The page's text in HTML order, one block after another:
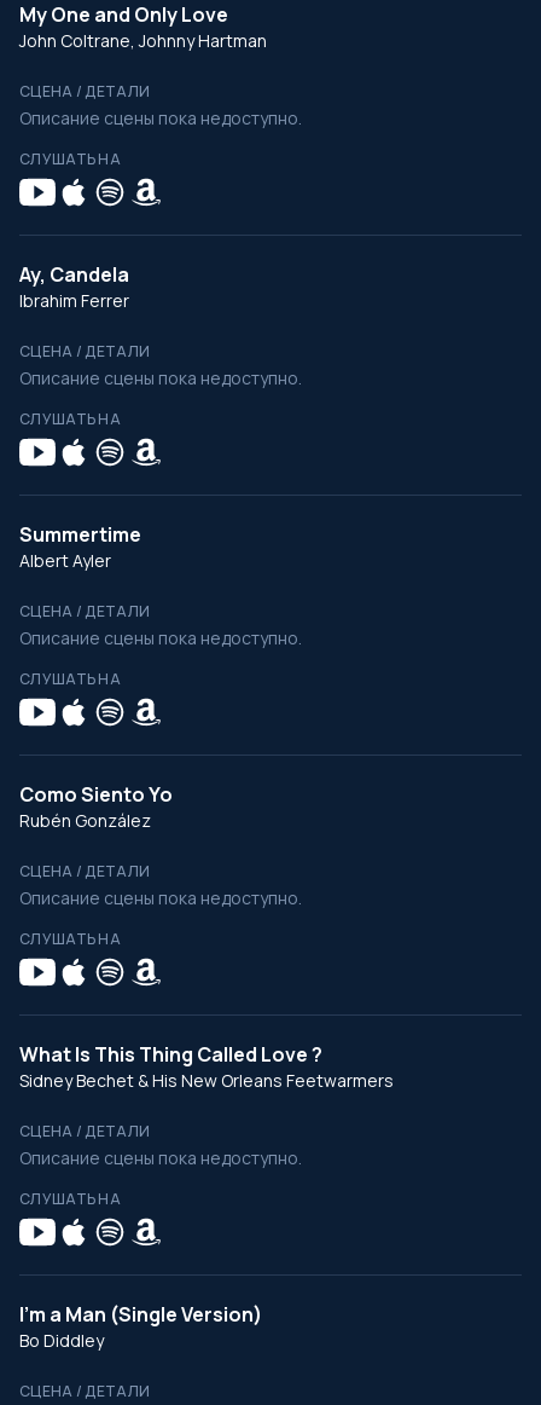
My One and Only Love
John Coltrane, Johnny Hartman
СЦЕНА / ДЕТАЛИ
Описание сцены пока недоступно.
СЛУШАТЬ НА
Ay, Candela
Ibrahim Ferrer
СЦЕНА / ДЕТАЛИ
Описание сцены пока недоступно.
СЛУШАТЬ НА
Summertime
Albert Ayler
СЦЕНА / ДЕТАЛИ
Описание сцены пока недоступно.
СЛУШАТЬ НА
Como Siento Yo
Rubén González
СЦЕНА / ДЕТАЛИ
Описание сцены пока недоступно.
СЛУШАТЬ НА
What Is This Thing Called Love ?
Sidney Bechet & His New Orleans Feetwarmers
СЦЕНА / ДЕТАЛИ
Описание сцены пока недоступно.
СЛУШАТЬ НА
I'm a Man (Single Version)
Bo Diddley
СЦЕНА / ДЕТАЛИ